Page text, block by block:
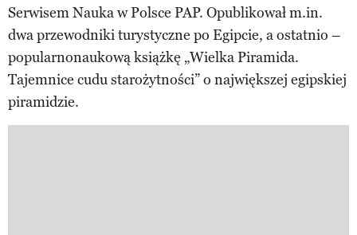
Serwisem Nauka w Polsce PAP. Opublikował m.in.
dwa przewodniki turystyczne po Egipcie, a ostatnio –
popularnonaukową książkę „Wielka Piramida.
Tajemnice cudu starożytności” o największej egipskiej
piramidzie.